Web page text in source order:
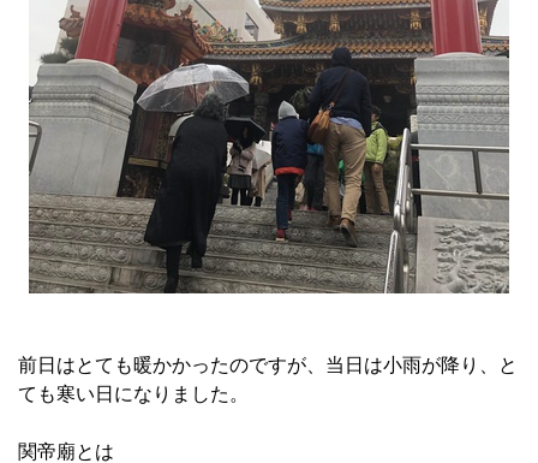
前日はとても暖かかったのですが、当日は小雨が降り、と
ても寒い日になりました。
関帝廟とは